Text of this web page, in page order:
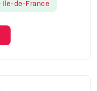
Ile-de-France